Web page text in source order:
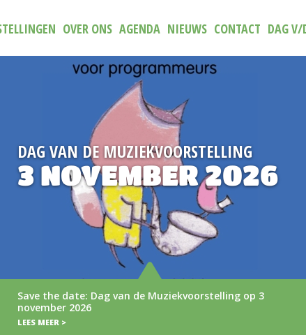
OVER ONS AGENDA NIEUWS CONTACT DAG
2026
op 3
NIEUW
TRAILER
AAN
De nieuwe trailer van (N)iets aan